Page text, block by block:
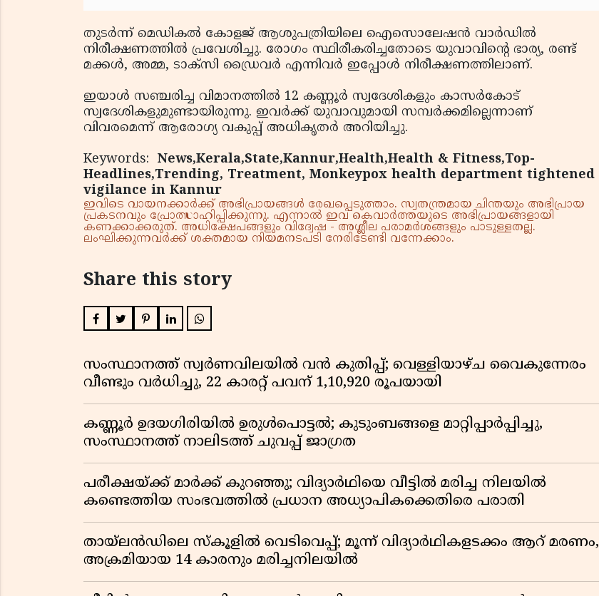
തുടര്‍ന്ന് മെഡികല്‍ കോളജ് ആശുപത്രിയിലെ ഐസൊലേഷന്‍ വാര്‍ഡില്‍
നിരീക്ഷണത്തില്‍ പ്രവേശിച്ചു. രോഗം സ്ഥിരീകരിച്ചതോടെ യുവാവിന്റെ ഭാര്യ, രണ്ട്
മക്കള്‍, അമ്മ, ടാക്‌സി ഡ്രൈവര്‍ എന്നിവര്‍ ഇപ്പോള്‍ നിരീക്ഷണത്തിലാണ്.
ഇയാള്‍ സഞ്ചരിച്ച വിമാനത്തില്‍ 12 കണ്ണൂര്‍ സ്വദേശികളും കാസര്‍കോട്
സ്വദേശികളുമുണ്ടായിരുന്നു. ഇവര്‍ക്ക് യുവാവുമായി സമ്പര്‍ക്കമില്ലെന്നാണ്
വിവരമെന്ന് ആരോഗ്യ വകുപ്പ് അധികൃതര്‍ അറിയിച്ചു.
Keywords: News,Kerala,State,Kannur,Health,Health & Fitness,Top-
Headlines,Trending, Treatment, Monkeypox health department tightened
vigilance in Kannur
ഇവിടെ വായനക്കാർക്ക് അഭിപ്രായങ്ങൾ രേഖപ്പെടുത്താം. സ്വതന്ത്രമായ ചിന്തയും അഭിപ്രായ
പ്രകടനവും പ്രോത്സാഹിപ്പിക്കുന്നു. എന്നാൽ ഇവ കെവാർത്തയുടെ അഭിപ്രായങ്ങളായി
കണക്കാക്കരുത്. അധിക്ഷേപങ്ങളും വിദ്വേഷ - അശ്ലീല പരാമർശങ്ങളും പാടുള്ളതല്ല.
ലംഘിക്കുന്നവർക്ക് ശക്തമായ നിയമനടപടി നേരിടേണ്ടി വന്നേക്കാം.
Share this story
സംസ്ഥാനത്ത് സ്വർണവിലയിൽ വൻ കുതിപ്പ്; വെള്ളിയാഴ്ച വൈകുന്നേരം
വീണ്ടും വർധിച്ചു, 22 കാരറ്റ് പവന് 1,10,920 രൂപയായി
കണ്ണൂർ ഉദയഗിരിയിൽ ഉരുൾപൊട്ടൽ; കുടുംബങ്ങളെ മാറ്റിപ്പാർപ്പിച്ചു,
സംസ്ഥാനത്ത് നാലിടത്ത് ചുവപ്പ് ജാഗ്രത
പരീക്ഷയ്ക്ക് മാർക്ക് കുറഞ്ഞു; വിദ്യാർഥിയെ വീട്ടിൽ മരിച്ച നിലയിൽ
കണ്ടെത്തിയ സംഭവത്തിൽ പ്രധാന അധ്യാപികക്കെതിരെ പരാതി
തായ്‌ലൻഡിലെ സ്‌കൂളിൽ വെടിവെപ്പ്; മൂന്ന് വിദ്യാർഥികളടക്കം ആറ് മരണം,
അക്രമിയായ 14 കാരനും മരിച്ചനിലയിൽ